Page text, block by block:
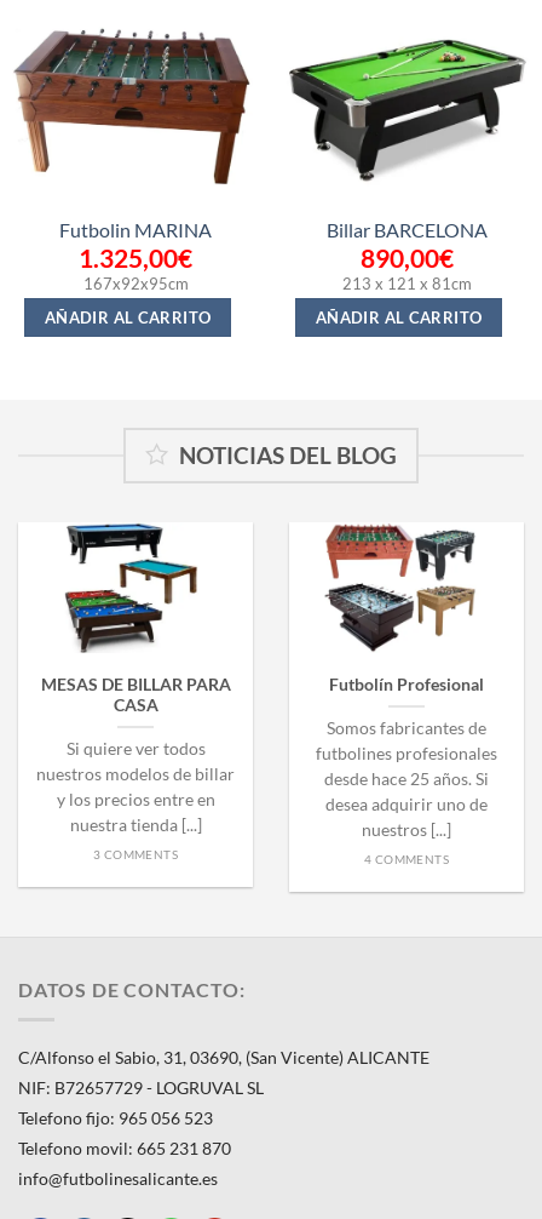
Futbolin MARINA
1.325,00€
167x92x95cm
AÑADIR AL CARRITO
Billar BARCELONA
890,00€
213 x 121 x 81cm
AÑADIR AL CARRITO
NOTICIAS DEL BLOG
MESAS DE BILLAR PARA
CASA
Si quiere ver todos
nuestros modelos de billar
y los precios entre en
nuestra tienda [...]
3 COMMENTS
Futbolín Profesional
Somos fabricantes de
futbolines profesionales
desde hace 25 años. Si
desea adquirir uno de
nuestros [...]
4 COMMENTS
DATOS DE CONTACTO:
C/Alfonso el Sabio, 31, 03690, (San Vicente) ALICANTE
NIF: B72657729 - LOGRUVAL SL
Telefono fijo: 965 056 523
Telefono movil: 665 231 870
info@futbolinesalicante.es